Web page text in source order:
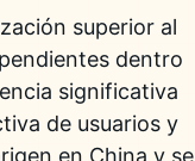
superior al
dentro
significativa
de usuarios y